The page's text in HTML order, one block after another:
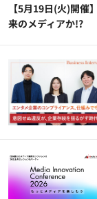
【5月19日(火)開
来のメディアか!?